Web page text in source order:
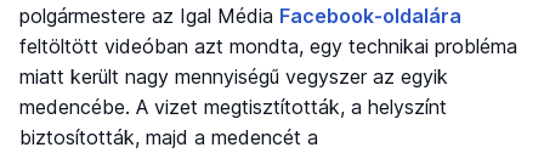
polgármestere az Igal Média Facebook-oldalára
feltöltött videóban azt mondta, egy technikai probléma
miatt került nagy mennyiségű vegyszer az egyik
medencébe. A vizet megtisztították, a helyszínt
biztosították, majd a medencét a